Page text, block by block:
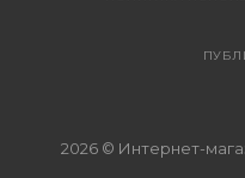
2026 © Интернет-